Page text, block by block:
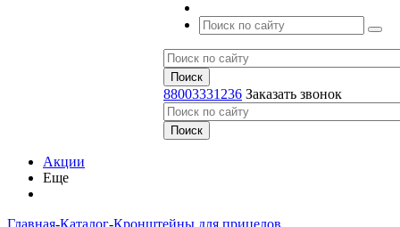
88003331236 Заказать звонок
Акции
Еще
Главная-Каталог-Кронштейны для прицелов